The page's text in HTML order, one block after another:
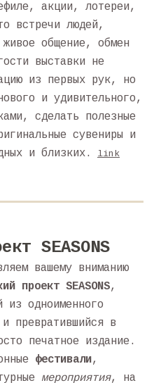
акции, лотереи,
встречи людей,
общение, обмен
выставки не
из первых рук, но
и удивительного,
сделать полезные
сувениры и
и близких.
link
SEASONS
вашему вниманию
проект SEASONS,
из одноименного
превратившийся в
печатное издание.
фестивали,
мероприятия, на